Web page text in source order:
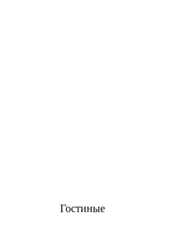
Гостиные